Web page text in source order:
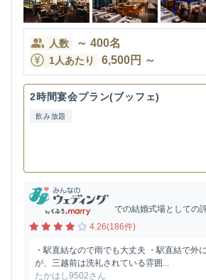
人数 ～ 400名
1人あたり 6,500円 ～
2時間宴会プラン(ブッフェ)
飲み放題
での結婚式場としての
4.26(186件)
・駅直結なので雨でも大丈夫 ・駅直結で外
が、三越前は洗礼されている雰囲...
たかはし9502さん